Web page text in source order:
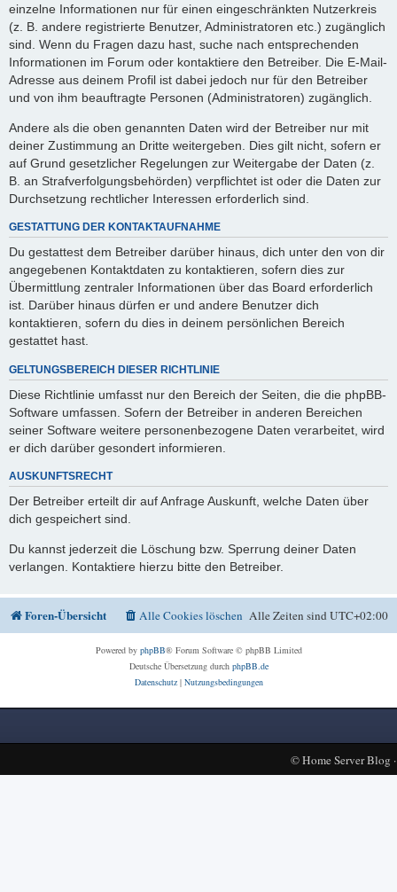
einzelne Informationen nur für einen eingeschränkten Nutzerkreis
(z. B. andere registrierte Benutzer, Administratoren etc.) zugänglich
sind. Wenn du Fragen dazu hast, suche nach entsprechenden
Informationen im Forum oder kontaktiere den Betreiber. Die E-Mail-
Adresse aus deinem Profil ist dabei jedoch nur für den Betreiber
und von ihm beauftragte Personen (Administratoren) zugänglich.
Andere als die oben genannten Daten wird der Betreiber nur mit
deiner Zustimmung an Dritte weitergeben. Dies gilt nicht, sofern er
auf Grund gesetzlicher Regelungen zur Weitergabe der Daten (z.
B. an Strafverfolgungsbehörden) verpflichtet ist oder die Daten zur
Durchsetzung rechtlicher Interessen erforderlich sind.
GESTATTUNG DER KONTAKTAUFNAHME
Du gestattest dem Betreiber darüber hinaus, dich unter den von dir
angegebenen Kontaktdaten zu kontaktieren, sofern dies zur
Übermittlung zentraler Informationen über das Board erforderlich
ist. Darüber hinaus dürfen er und andere Benutzer dich
kontaktieren, sofern du dies in deinem persönlichen Bereich
gestattet hast.
GELTUNGSBEREICH DIESER RICHTLINIE
Diese Richtlinie umfasst nur den Bereich der Seiten, die die phpBB-
Software umfassen. Sofern der Betreiber in anderen Bereichen
seiner Software weitere personenbezogene Daten verarbeitet, wird
er dich darüber gesondert informieren.
AUSKUNFTSRECHT
Der Betreiber erteilt dir auf Anfrage Auskunft, welche Daten über
dich gespeichert sind.
Du kannst jederzeit die Löschung bzw. Sperrung deiner Daten
verlangen. Kontaktiere hierzu bitte den Betreiber.
Foren-Übersicht Alle Zeiten sindUTC+02:00
Alle Cookies löschen
Powered by phpBB® Forum Software © phpBB Limited
Deutsche Übersetzung durch phpBB.de
Datenschutz| Nutzungsbedingungen
©Home Server Blog